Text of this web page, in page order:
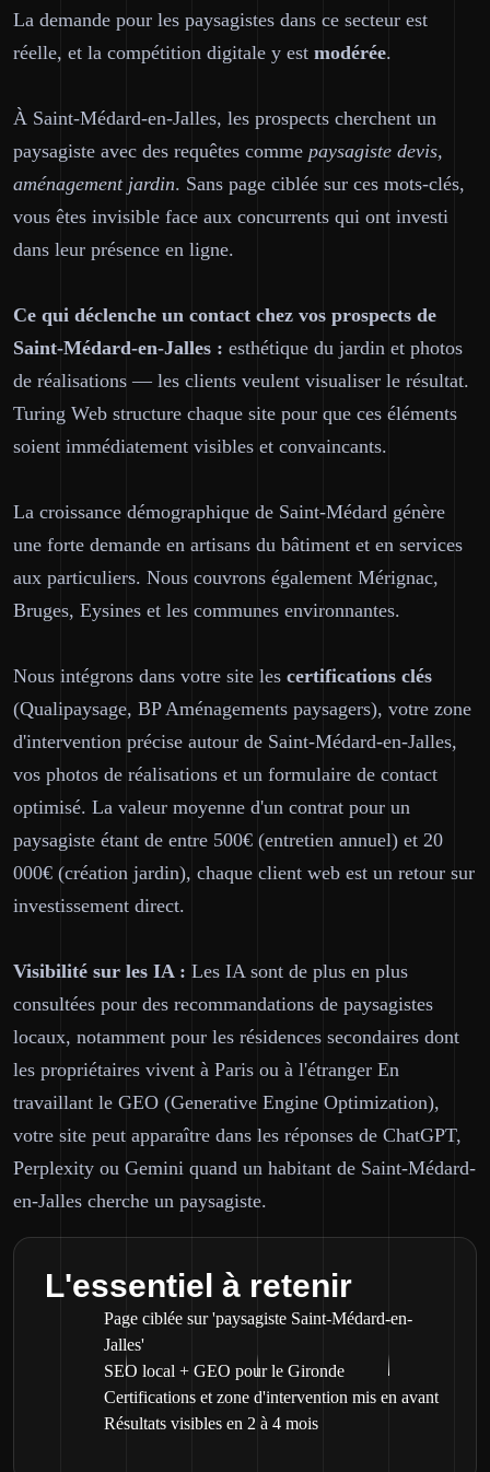
La demande pour les paysagistes dans ce secteur est
réelle, et la compétition digitale y est modérée.
À Saint-Médard-en-Jalles, les prospects cherchent un
paysagiste avec des requêtes comme paysagiste devis,
aménagement jardin. Sans page ciblée sur ces mots-clés,
vous êtes invisible face aux concurrents qui ont investi
dans leur présence en ligne.
Ce qui déclenche un contact chez vos prospects de
Saint-Médard-en-Jalles : esthétique du jardin et photos
de réalisations — les clients veulent visualiser le résultat.
Turing Web structure chaque site pour que ces éléments
soient immédiatement visibles et convaincants.
La croissance démographique de Saint-Médard génère
une forte demande en artisans du bâtiment et en services
aux particuliers. Nous couvrons également Mérignac,
Bruges, Eysines et les communes environnantes.
Nous intégrons dans votre site les certifications clés
(Qualipaysage, BP Aménagements paysagers), votre zone
d'intervention précise autour de Saint-Médard-en-Jalles,
vos photos de réalisations et un formulaire de contact
optimisé. La valeur moyenne d'un contrat pour un
paysagiste étant de entre 500€ (entretien annuel) et 20
000€ (création jardin), chaque client web est un retour sur
investissement direct.
Visibilité sur les IA : Les IA sont de plus en plus
consultées pour des recommandations de paysagistes
locaux, notamment pour les résidences secondaires dont
les propriétaires vivent à Paris ou à l'étranger En
travaillant le GEO (Generative Engine Optimization),
votre site peut apparaître dans les réponses de ChatGPT,
Perplexity ou Gemini quand un habitant de Saint-Médard-
en-Jalles cherche un paysagiste.
L'essentiel à retenir
Page ciblée sur 'paysagiste Saint-Médard-en-
Jalles'
SEO local + GEO pour le Gironde
Certifications et zone d'intervention mis en avant
Résultats visibles en 2 à 4 mois